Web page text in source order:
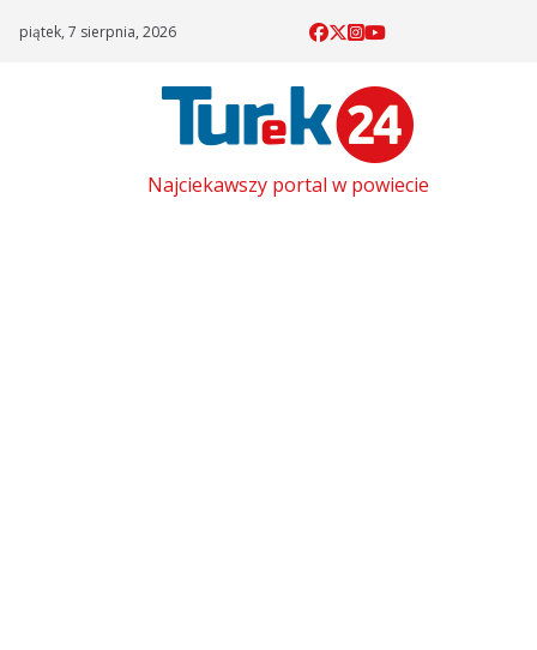
piątek, 7 sierpnia, 2026
Najciekawszy portal w powiecie